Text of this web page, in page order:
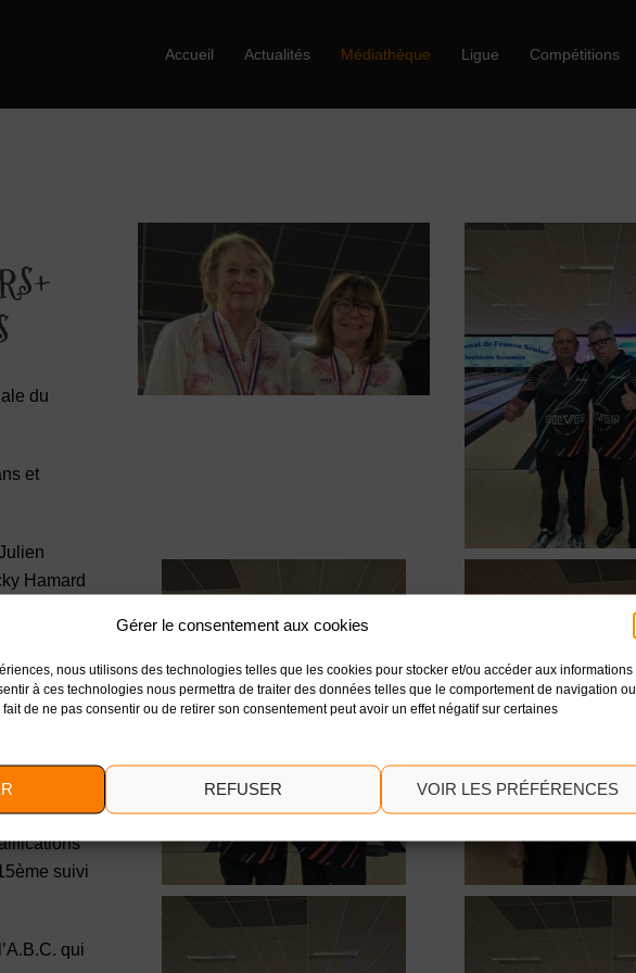
Gérer le consentement aux cookies
nous utilisons des technologies telles que les cookies pour stocker et/ou accéder aux informations
à ces technologies nous permettra de traiter des données telles que le comportement de navigation ou
de ne pas consentir ou de retirer son consentement peut avoir un effet négatif sur certaines
REFUSER VOIR LES PRÉFÉRENCES
Accueil Actualités Médiathèque Ligue Compétitions
du
et
Hamard
du
et 15 Juin
en
C.
suivi
qui